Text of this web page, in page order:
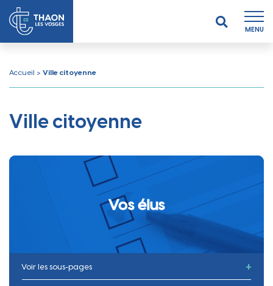
MENU
Accueil > Ville citoyenne
Ville citoyenne
Vos élus
Voir les sous-pages